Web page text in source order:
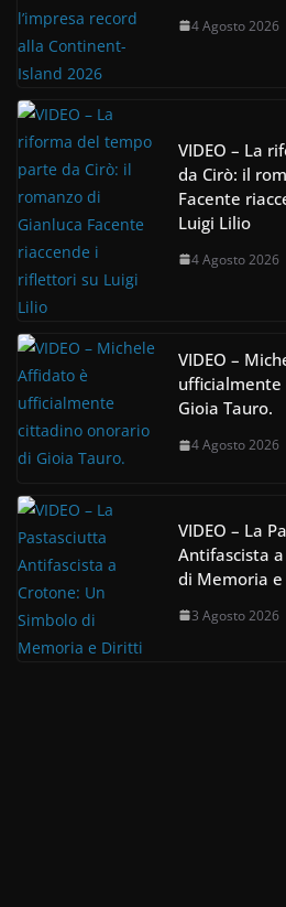
4 Agosto 2026
VIDEO – La
da Cirò: il
Facente
Luigi Lilio
4 Agosto 2026
VIDEO –
Gioia Tauro.
4 Agosto 2026
VIDEO – La
Antifascista
di Memoria
3 Agosto 2026